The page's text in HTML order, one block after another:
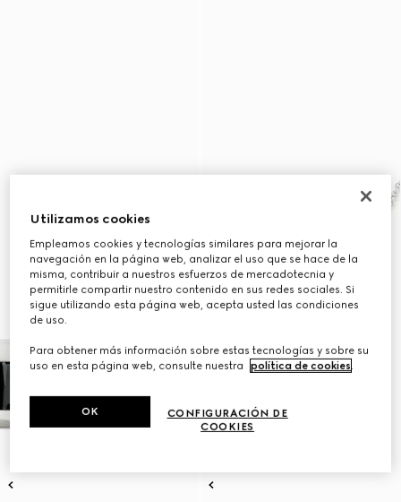
Utilizamos cookies
Empleamos cookies y tecnologías similares para mejorar la
navegación en la página web, analizar el uso que se hace de la
misma, contribuir a nuestros esfuerzos de mercadotecnia y
permitirle compartir nuestro contenido en sus redes sociales. Si
sigue utilizando esta página web, acepta usted las condiciones
de uso.
Para obtener más información sobre estas tecnologías y sobre su
uso en esta página web, consulte nuestra
política de cookies.
CONFIGURACIÓN DE
COOKIES
OK